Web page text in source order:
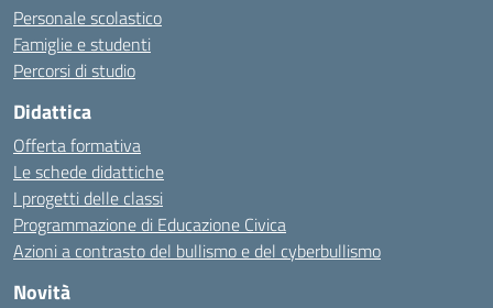
Personale scolastico
Famiglie e studenti
Percorsi di studio
Didattica
Offerta formativa
Le schede didattiche
I progetti delle classi
Programmazione di Educazione Civica
Azioni a contrasto del bullismo e del cyberbullismo
Novità